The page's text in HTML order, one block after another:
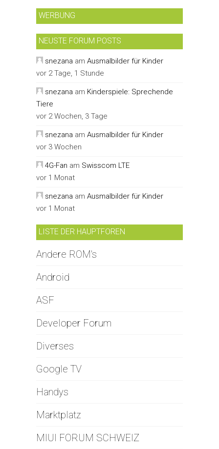
WERBUNG
NEUSTE FORUM POSTS
snezana am Ausmalbilder für Kinder
vor 2 Tage, 1 Stunde
snezana am Kinderspiele: Sprechende
Tiere
vor 2 Wochen, 3 Tage
snezana am Ausmalbilder für Kinder
vor 3 Wochen
4G-Fan am Swisscom LTE
vor 1 Monat
snezana am Ausmalbilder für Kinder
vor 1 Monat
LISTE DER HAUPTFOREN
Andere ROM's
Android
ASF
Developer Forum
Diverses
Google TV
Handys
Marktplatz
MIUI FORUM SCHWEIZ